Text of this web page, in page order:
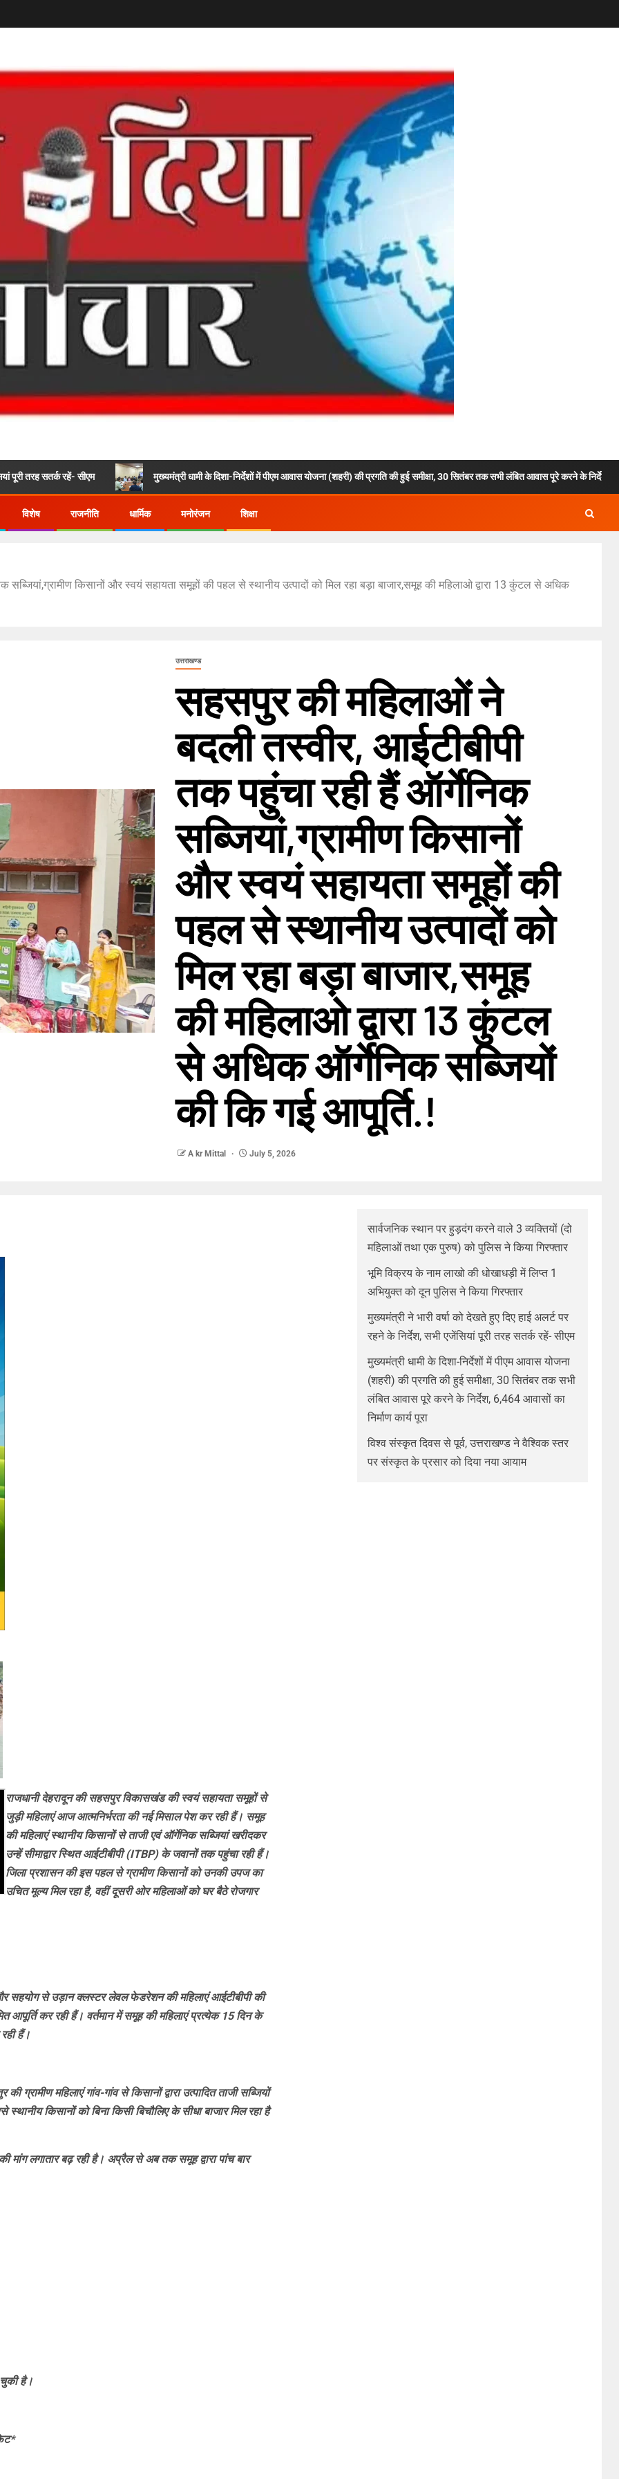
रहें- सीएम मुख्यमंत्री धामी के दिशा-निर्देशों में पीएम आवास योजना (शहरी) की प्रगति की हुई समीक्षा, 30 सितंबर तक सभी लंबित आवास पूरे करने के निर्देश, 6,464 आवासों का
विशेष राजनीति धार्मिक मनोरंजन शिक्षा
किसानों और स्वयं सहायता समूहों की पहल से स्थानीय उत्पादों को मिल रहा बड़ा बाजार,समूह की महिलाओ द्वारा 13 कुंटल से अधिक
उत्तराखण्ड
सहसपुर की महिलाओं ने
बदली तस्वीर, आईटीबीपी
तक पहुंचा रही हैं ऑर्गेनिक
सब्जियां,ग्रामीण किसानों
और स्वयं सहायता समूहों की
पहल से स्थानीय उत्पादों को
मिल रहा बड़ा बाजार,समूह
की महिलाओ द्वारा 13 कुंटल
से अधिक ऑर्गेनिक सब्जियों
की कि गई आपूर्ति.!
A kr Mittal July 5, 2026
राजधानी देहरादून की सहसपुर विकासखंड की स्वयं सहायता समूहों से
जुड़ी महिलाएं आज आत्मनिर्भरता की नई मिसाल पेश कर रही हैं। समूह
की महिलाएं स्थानीय किसानों से ताजी एवं ऑर्गेनिक सब्जियां खरीदकर
उन्हें सीमाद्वार स्थित आईटीबीपी (ITBP) के जवानों तक पहुंचा रही हैं।
जिला प्रशासन की इस पहल से ग्रामीण किसानों को उनकी उपज का
उचित मूल्य मिल रहा है, वहीं दूसरी ओर महिलाओं को घर बैठे रोजगार
सहयोग से उड़ान क्लस्टर लेवल फेडरेशन की महिलाएं आईटीबीपी की
आपूर्ति कर रही हैं। वर्तमान में समूह की महिलाएं प्रत्येक 15 दिन के
हैं।
महिलाएं गांव-गांव से किसानों द्वारा उत्पादित ताजी सब्जियों
किसानों को बिना किसी बिचौलिए के सीधा बाजार मिल रहा है
मांग लगातार बढ़ रही है। अप्रैल से अब तक समूह द्वारा पांच बार
चुकी है।
सार्वजनिक स्थान पर हुड़दंग करने वाले 3 व्यक्तियों (दो
महिलाओं तथा एक पुरुष) को पुलिस ने किया गिरफ्तार
भूमि विक्रय के नाम लाखो की धोखाधड़ी में लिप्त 1
अभियुक्त को दून पुलिस ने किया गिरफ्तार
मुख्यमंत्री ने भारी वर्षा को देखते हुए दिए हाई अलर्ट पर
रहने के निर्देश, सभी एजेंसियां पूरी तरह सतर्क रहें- सीएम
मुख्यमंत्री धामी के दिशा-निर्देशों में पीएम आवास योजना
(शहरी) की प्रगति की हुई समीक्षा, 30 सितंबर तक सभी
लंबित आवास पूरे करने के निर्देश, 6,464 आवासों का
निर्माण कार्य पूरा
विश्व संस्कृत दिवस से पूर्व, उत्तराखण्ड ने वैश्विक स्तर
पर संस्कृत के प्रसार को दिया नया आयाम